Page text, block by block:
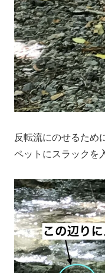
反転流にのせるため
ペットにスラックを